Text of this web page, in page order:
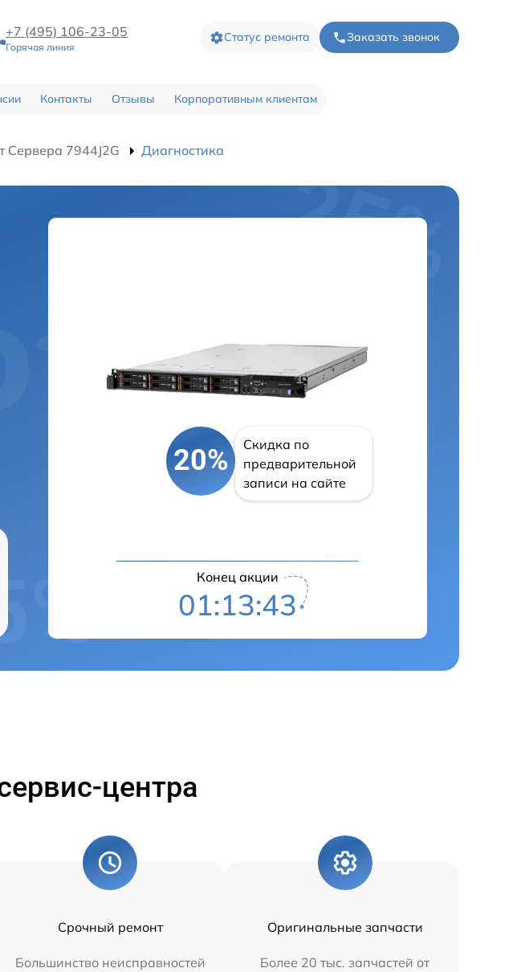
+7 (495) 106-23-05
Горячая линия
Статус ремонта Заказать звонок
Контакты Отзывы Корпоративным клиентам
Сервера 7944J2G Диагностика
20%
Скидка по
предварительной
записи на сайте
Конец акции
01:13:42
центра
Срочный ремонт
Большинство неисправностей
Оригинальные запчасти
Более 20 тыс. запчастей от